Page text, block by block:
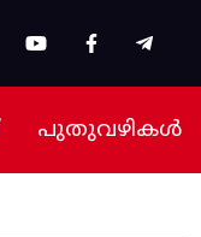
പുതുവഴികൾ